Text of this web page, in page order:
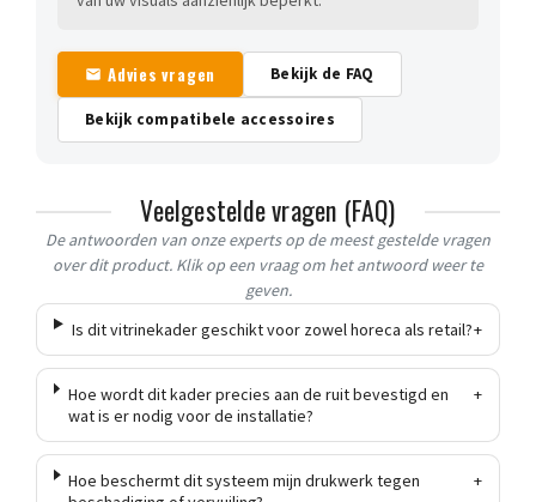
Advies vragen Bekijk de FAQ
Bekijk compatibele accessoires
Veelgestelde vragen (FAQ)
De antwoorden van onze experts op de meest gestelde vragen
over dit product. Klik op een vraag om het antwoord weer te
geven.
Is dit vitrinekader geschikt voor zowel horeca als retail?+
Hoe wordt dit kader precies aan de ruit bevestigd en
wat is er nodig voor de installatie?
+
Hoe beschermt dit systeem mijn drukwerk tegen
+